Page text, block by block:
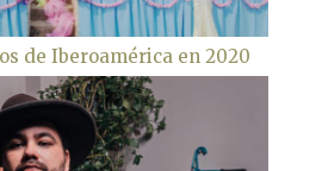
de Iberoamérica en 2020